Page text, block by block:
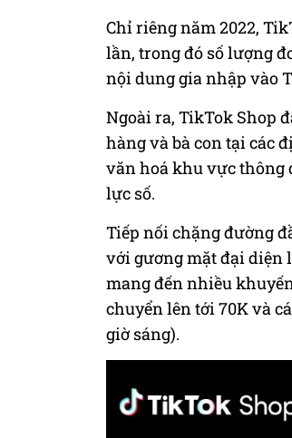
Chỉriêngnăm 2022,
lần, trong đó số lượng
nội dung gia nhập vào
Ngoàira, TikTok Shop
hàng và bà con tại các
văn hoá khu vực thông
lực số.
Tiếp nối chặng đường
với gương mặt đại diện
mang đến nhiều
chuyển lên tới 70K và
giờ sáng).